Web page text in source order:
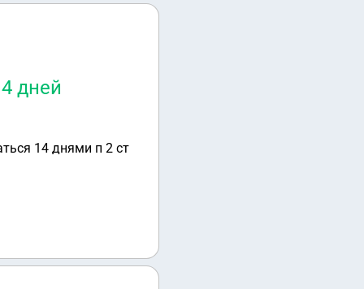
дней
14 днями п 2 ст